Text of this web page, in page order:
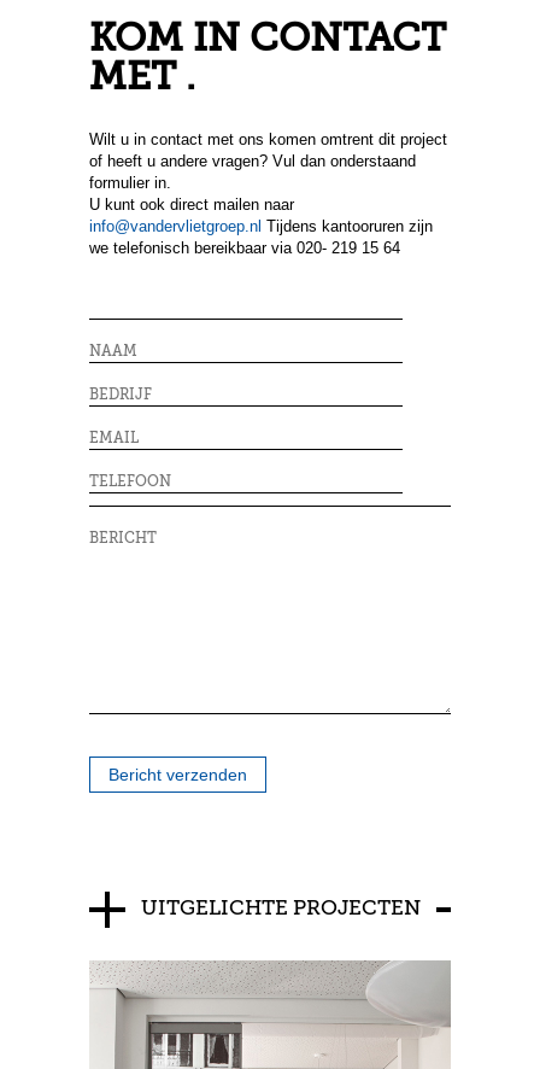
KOM IN CONTACT
MET .
Wilt u in contact met ons komen omtrent dit project
of heeft u andere vragen? Vul dan onderstaand
formulier in.
U kunt ook direct mailen naar
info@vandervlietgroep.nl Tijdens kantooruren zijn
we telefonisch bereikbaar via 020- 219 15 64
Bericht verzenden
UITGELICHTE PROJECTEN